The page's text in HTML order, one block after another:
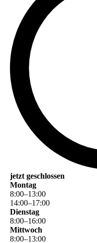
jetzt geschlossen
Montag
8:00–13:00
14:00–17:00
Dienstag
8:00–16:00
Mittwoch
8:00–13:00